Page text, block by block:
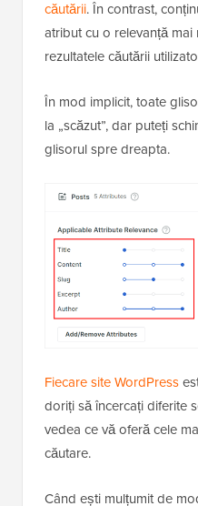
căutării. În contrast,
atribut cu o relevanță
rezultatele căutării
În mod implicit, toate
la „scăzut”, dar puteți
glisorul spre dreapta.
Fiecare site WordPress
doriți să încercați diferite
vedea ce vă oferă cele
căutare.
Când ești mulțumit de